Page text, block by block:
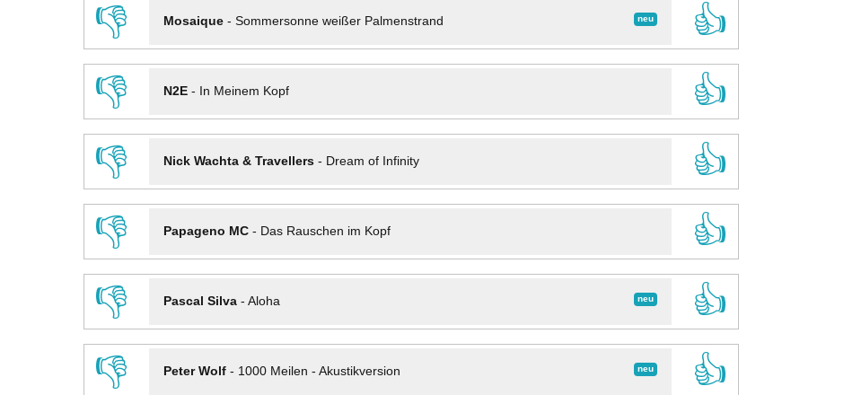
👎
neu
Mosaique- Sommersonne weißer Palmenstrand
👍
👎
N2E- In Meinem Kopf
👍
👎
Nick Wachta & Travellers- Dream of Infinity
👍
👎
Papageno MC- Das Rauschen im Kopf
👍
👎
neu
Pascal Silva- Aloha
👍
👎
neu
Peter Wolf- 1000 Meilen - Akustikversion
👍